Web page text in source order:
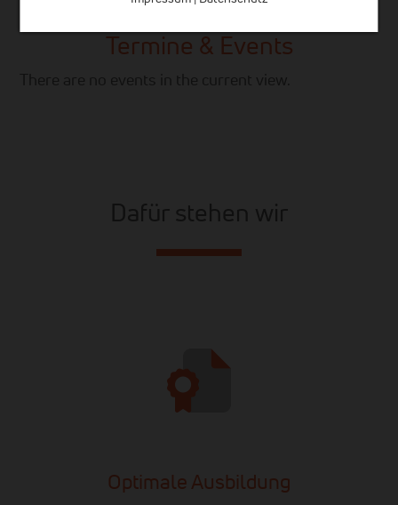
Termine & Events
Optimale Ausbildung